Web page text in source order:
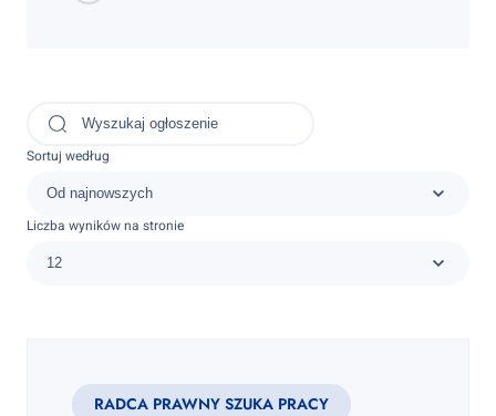
Sortuj według
Liczba wyników na stronie
RADCA PRAWNY SZUKA PRACY